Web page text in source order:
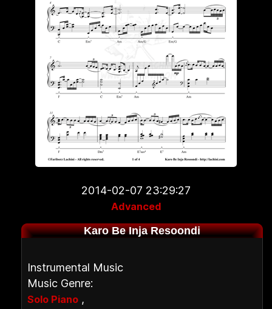
2014-02-07 23:29:27
Advanced
Karo Be Inja Resoondi
Instrumental Music
Music Genre:
Solo Piano ,